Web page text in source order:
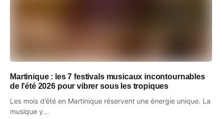
Martinique : les 7 festivals musicaux incontournables
de l’été 2026 pour vibrer sous les tropiques
Les mois d’été en Martinique réservent une énergie unique. La
musique y...